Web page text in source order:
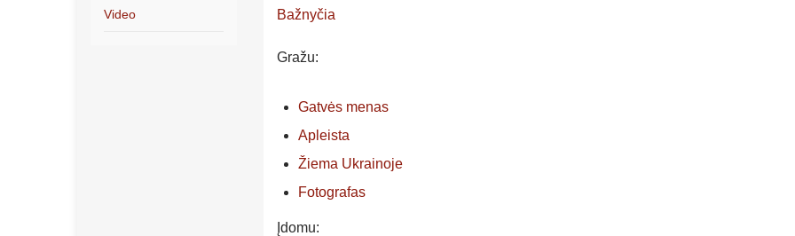
Bažnyčia
Gražu:
Gatvės menas
Apleista
Žiema Ukrainoje
Fotografas
Įdomu:
Video